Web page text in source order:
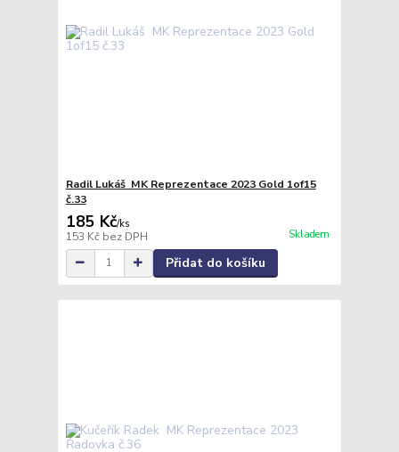
Radil Lukáš MK Reprezentace 2023 Gold 1of15
č.33
185 Kč/ks
153 Kč bez DPH Skladem
Přidat do košíku